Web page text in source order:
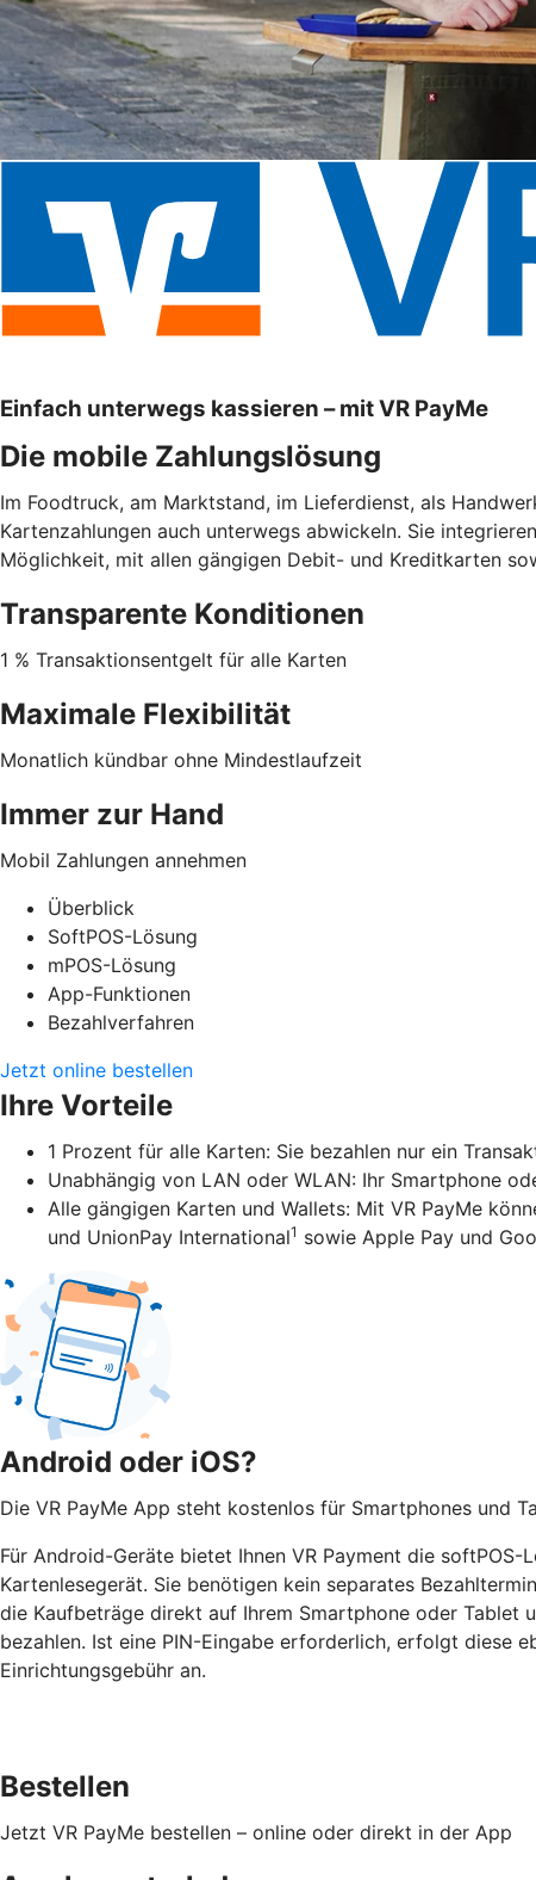
Einfach unterwegs kassieren – mit VR PayMe
Die mobile Zahlungslösung
Im Foodtruck, am Marktstand, im Lieferdienst, als
Kartenzahlungen auch unterwegs abwickeln. Sie
Möglichkeit, mit allen gängigen Debit- und Kreditkarten
Transparente Konditionen
1 % Transaktionsentgelt für alle Karten
Maximale Flexibilität
Monatlich kündbar ohne Mindestlaufzeit
Immer zur Hand
Mobil Zahlungen annehmen
Überblick
SoftPOS-Lösung
mPOS-Lösung
App-Funktionen
Bezahlverfahren
Jetzt online bestellen
Ihre Vorteile
1 Prozent für alle Karten: Sie bezahlen nur ein
Unabhängig von LAN oder WLAN: Ihr Smartphone
Alle gängigen Karten und Wallets: Mit VR PayMe
und UnionPay International1 sowie Apple Pay und
Android oder iOS?
Die VR PayMe App steht kostenlos für Smartphones und
Für Android-Geräte bietet Ihnen VR Payment die
Kartenlesegerät. Sie benötigen kein separates
die Kaufbeträge direkt auf Ihrem Smartphone oder Tablet
bezahlen. Ist eine PIN-Eingabe erforderlich, erfolgt diese
Einrichtungsgebühr an.
Bestellen
Jetzt VR PayMe bestellen – online oder direkt in der App